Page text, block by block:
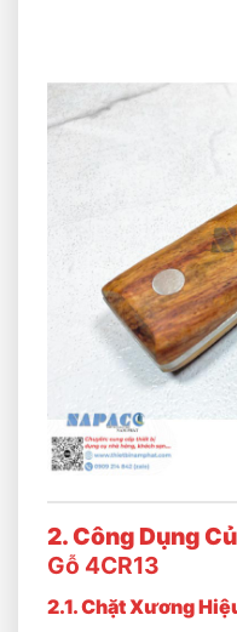
2. Công Dụng
Gỗ 4CR13
2.1. Chặt Xương